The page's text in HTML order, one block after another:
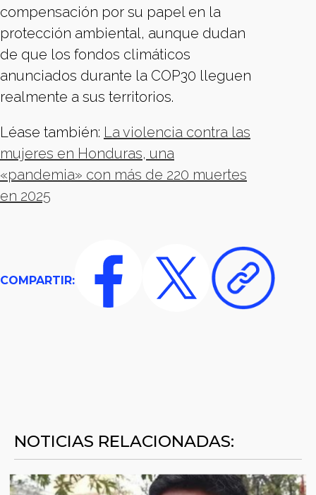
compensación por su papel en la
protección ambiental, aunque dudan
de que los fondos climáticos
anunciados durante la COP30 lleguen
realmente a sus territorios.
Léase también: La violencia contra las
mujeres en Honduras, una
«pandemia» con más de 220 muertes
en 2025
COMPARTIR:
NOTICIAS RELACIONADAS: